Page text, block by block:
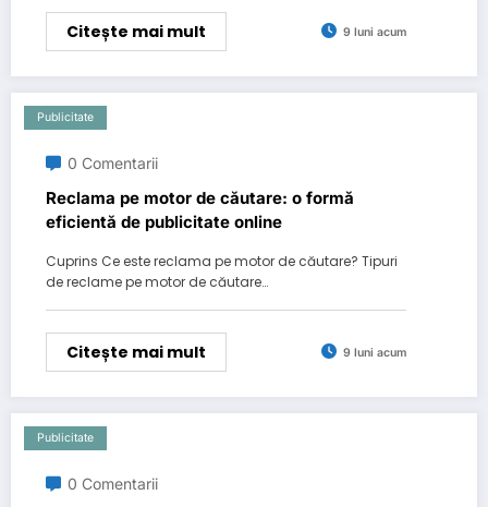
Citește mai mult 9 luni acum
Publicitate
0 Comentarii
Reclama pe motor de căutare: o formă
eficientă de publicitate online
Cuprins Ce este reclama pe motor de căutare? Tipuri
de reclame pe motor de căutare…
Citește mai mult 9 luni acum
Publicitate
0 Comentarii